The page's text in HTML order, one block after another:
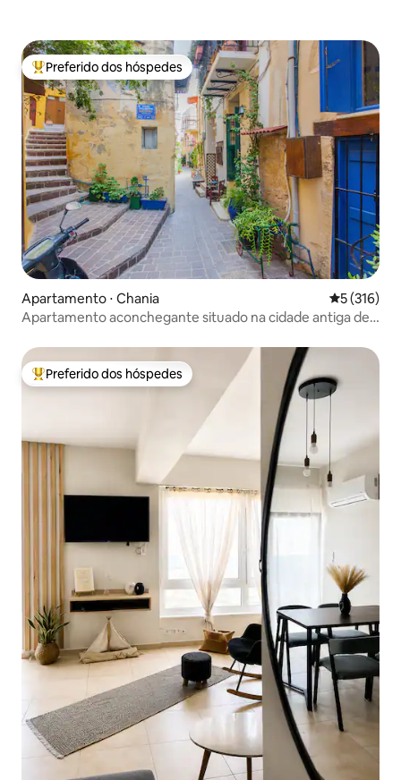
Entre os melhores preferidos dos hóspedes
Preferido dos hóspedes
Apartamento ⋅ Chania 5 de uma
5 (316)
Apartamento aconchegante situado na cidade antiga de
Entre os melhores preferidos dos hóspedes
Preferido dos hóspedes